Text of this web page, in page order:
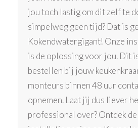
jou toch lastig om dit zelf te
simpelweg geen tijd? Dat is
Kokendwatergigant! Onze
is de oplossing voor jou. Dit
bestellen bij jouw
monteurs binnen 48 uur
opnemen. Laat jij dus liever
professional over? Ontdek